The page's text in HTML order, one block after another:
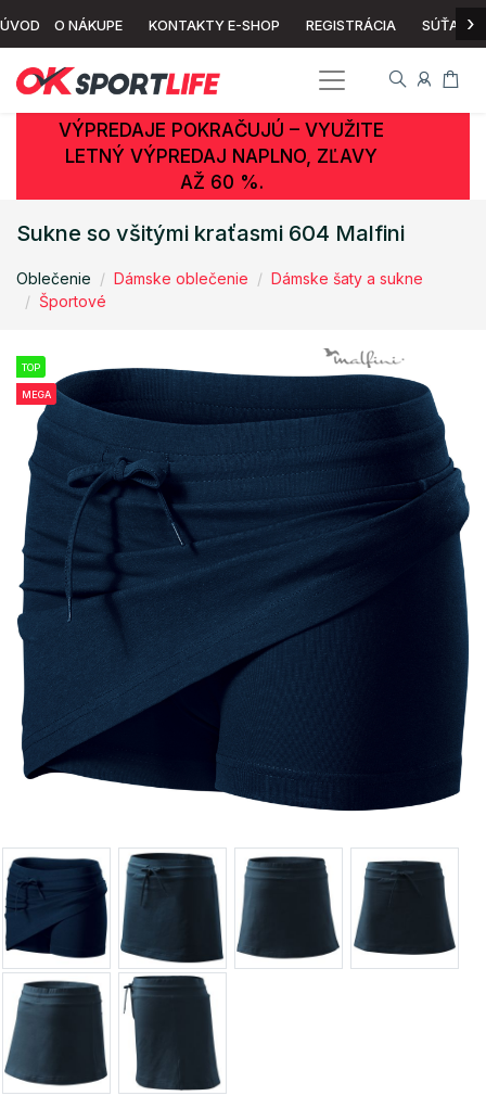
ÚVOD O NÁKUPE KONTAKTY E-SHOP REGISTRÁCIA SÚŤAŽ ›
VÝPREDAJE POKRAČUJÚ – VYUŽITE
LETNÝ VÝPREDAJ NAPLNO, ZĽAVY
AŽ 60 %.
Sukne so všitými kraťasmi 604 Malfini
Oblečenie Dámske oblečenie
Dámske šaty a sukne
Športové
TOP
MEGA